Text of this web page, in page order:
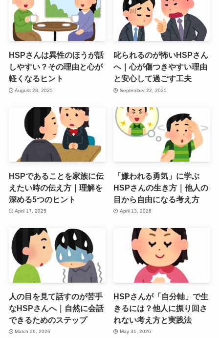
HSPさんは異性のほうが話
しやすい？その理由と心が
軽くなるヒント
August 28, 2025
叱られるのが怖いHSPさん
へ｜心が傷つきやすい理由
と安心して過ごす工夫
September 22, 2025
HSPであることを家族に伝
えたい時の伝え方｜理解を
深める5つのヒント
April 17, 2025
「嫌われる勇気」に学ぶ
HSPさんの生き方｜他人の
目から自由になる考え方
April 13, 2026
人の目を見て話すのが苦手
なHSPさんへ｜自然に会話
できるためのステップ
March 26, 2026
HSPさんが「自分軸」で生
きるには？他人に振り回さ
れない考え方と実践法
May 31, 2026